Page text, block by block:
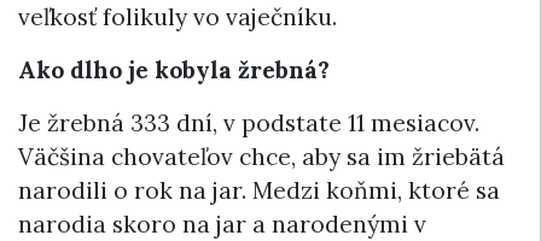
veľkosť folikuly vo vaječníku.
Ako dlho je kobyla žrebná?
Je žrebná 333 dní, v podstate 11 mesiacov.
Väčšina chovateľov chce, aby sa im žriebätá
narodili o rok na jar. Medzi koňmi, ktoré sa
narodia skoro na jar a narodenými v